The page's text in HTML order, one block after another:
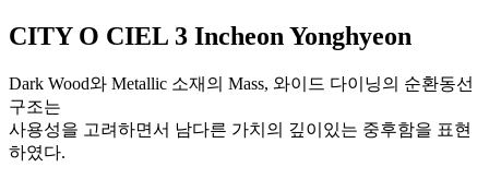
CITY O CIEL 3 Incheon Yonghyeon
Dark Wood와 Metallic 소재의 Mass, 와이드 다이닝의 순환동선
구조는
사용성을 고려하면서 남다른 가치의 깊이있는 중후함을 표현
하였다.